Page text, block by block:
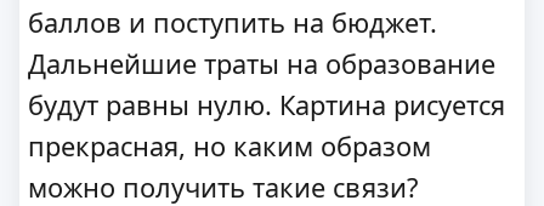
баллов и поступить на бюджет.
Дальнейшие траты на образование
будут равны нулю. Картина рисуется
прекрасная, но каким образом
можно получить такие связи?